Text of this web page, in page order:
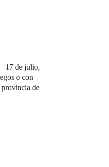
17 de julio,
o con
provincia de